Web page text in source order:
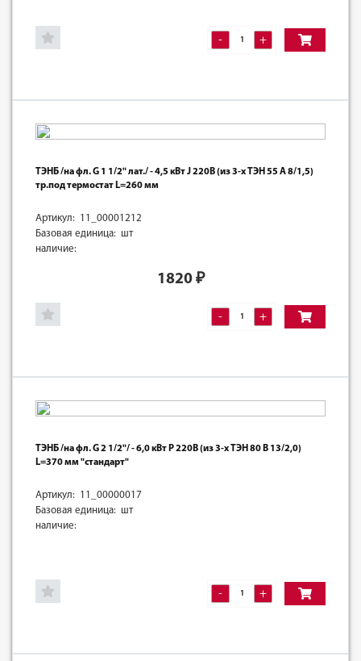
- +
ТЭНБ /на фл. G 1 1/2" лат./ - 4,5 кВт J 220В (из 3-х ТЭН 55 А 8/1,5)
тр.под термостат L=260 мм
Артикул: 11_00001212
Базовая единица: шт
наличие:
1820₽
- +
ТЭНБ /на фл. G 2 1/2"/ - 6,0 кВт Р 220В (из 3-х ТЭН 80 В 13/2,0)
L=370 мм "стандарт"
Артикул: 11_00000017
Базовая единица: шт
наличие:
- +